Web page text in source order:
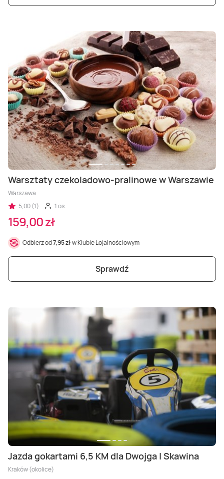
Warsztaty czekoladowo-pralinowe w Warszawie
Warszawa
5,00 (1)
1 os.
159,00 zł
Odbierz od7,95 złw Klubie Lojalnościowym
Sprawdź
Jazda gokartami 6,5 KM dla Dwojga | Skawina
Kraków (okolice)